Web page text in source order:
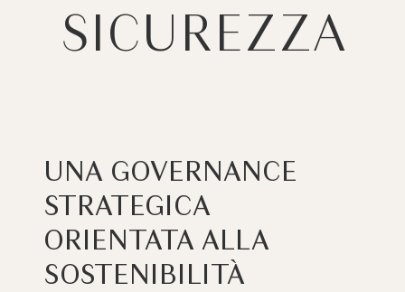
SICUREZZA
UNA GOVERNANCE
STRATEGICA
ORIENTATA ALLA
SOSTENIBILITÀ